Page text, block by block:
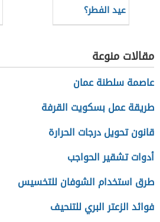
عيد الفطر؟
مقالات منوعة
عاصمة سلطنة عمان
طريقة عمل بسكويت القرفة
قانون تحويل درجات الحرارة
أدوات تشقير الحواجب
طرق استخدام الشوفان للتخسيس
فوائد الزعتر البري للتنحيف